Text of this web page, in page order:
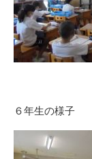
６年生の様子